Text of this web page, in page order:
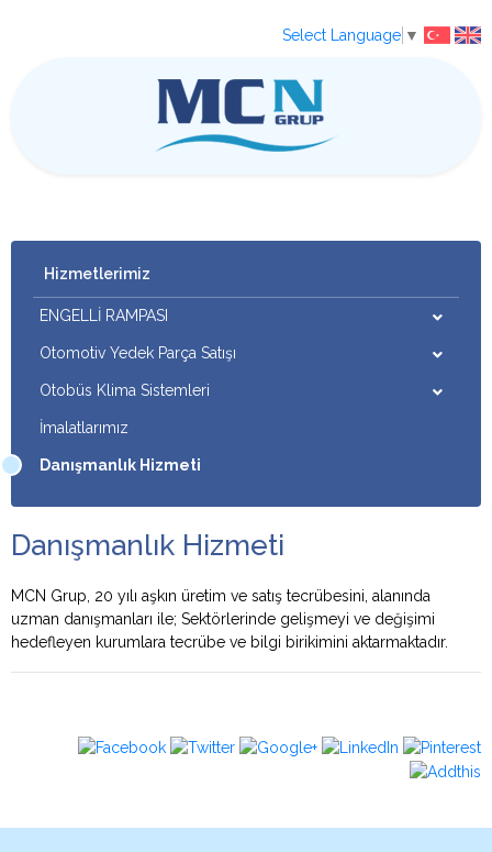
Select Language ▼
Hizmetlerimiz
ENGELLİ RAMPASI
Otomotiv Yedek Parça Satışı
Otobüs Klima Sistemleri
İmalatlarımız
Danışmanlık Hizmeti
Danışmanlık Hizmeti
MCN Grup, 20 yılı aşkın üretim ve satış tecrübesini, alanında
uzman danışmanları ile; Sektörlerinde gelişmeyi ve değişimi
hedefleyen kurumlara tecrübe ve bilgi birikimini aktarmaktadır.